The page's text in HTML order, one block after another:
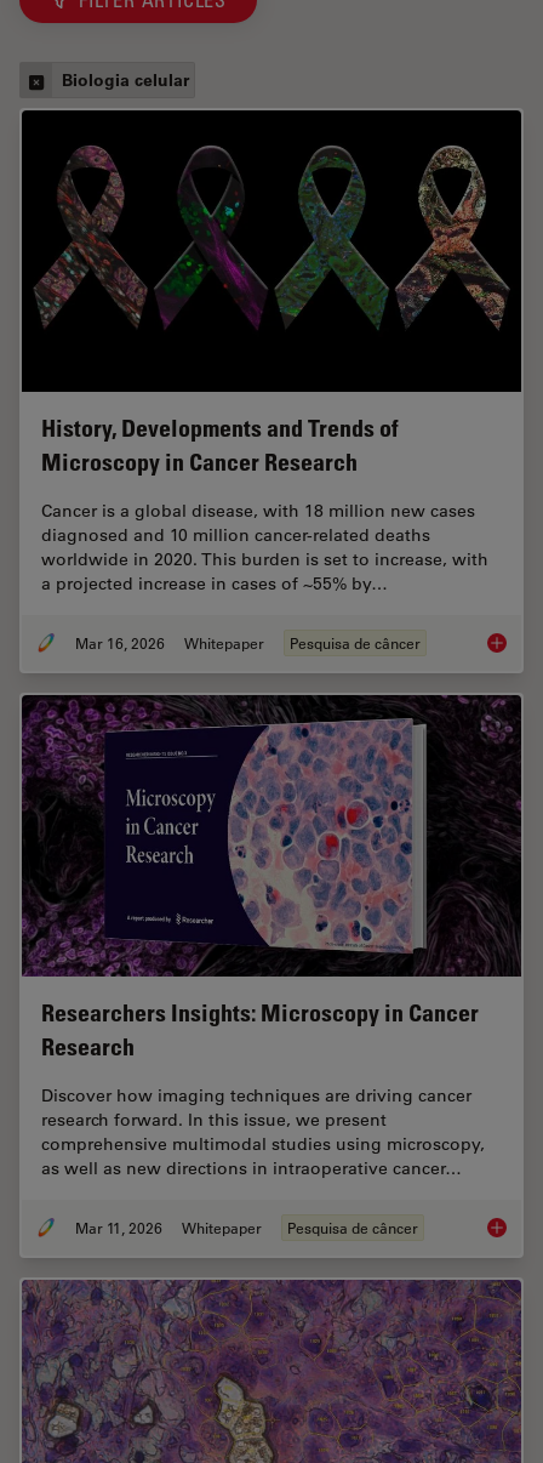
Biologia celular
History, Developments and Trends of
Microscopy in Cancer Research
Cancer is a global disease, with 18 million new cases
diagnosed and 10 million cancer-related deaths
worldwide in 2020. This burden is set to increase, with
a projected increase in cases of ~55% by…
Mar 16, 2026 Whitepaper Pesquisa de câncer
Researchers Insights: Microscopy in Cancer
Research
Discover how imaging techniques are driving cancer
research forward. In this issue, we present
comprehensive multimodal studies using microscopy,
as well as new directions in intraoperative cancer…
Mar 11, 2026 Whitepaper Pesquisa de câncer